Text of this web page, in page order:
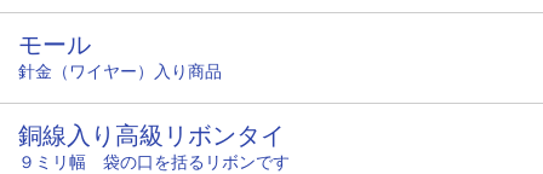
モール
針金（ワイヤー）入り商品
銅線入り高級リボンタイ
９ミリ幅 袋の口を括るリボンです